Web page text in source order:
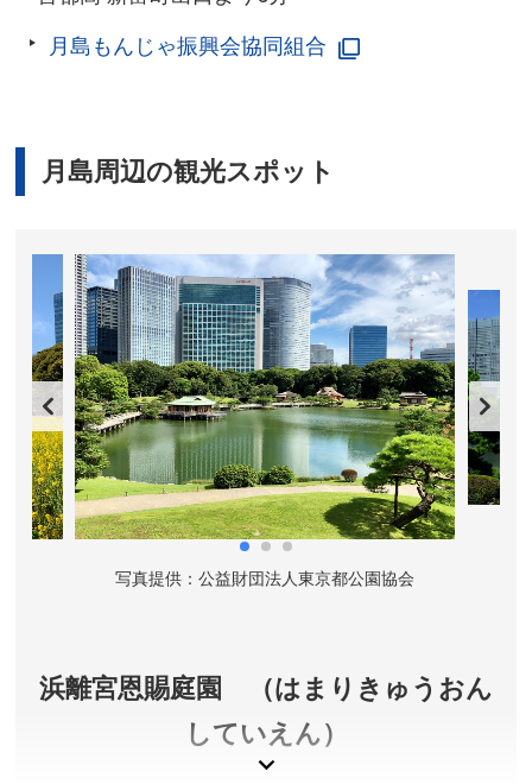
月島もんじゃ振興会協同組合
月島周辺の観光スポット
写真提供：公益財団法人東京都公園協会
浜離宮恩賜庭園 （はまりきゅうおん
していえん）